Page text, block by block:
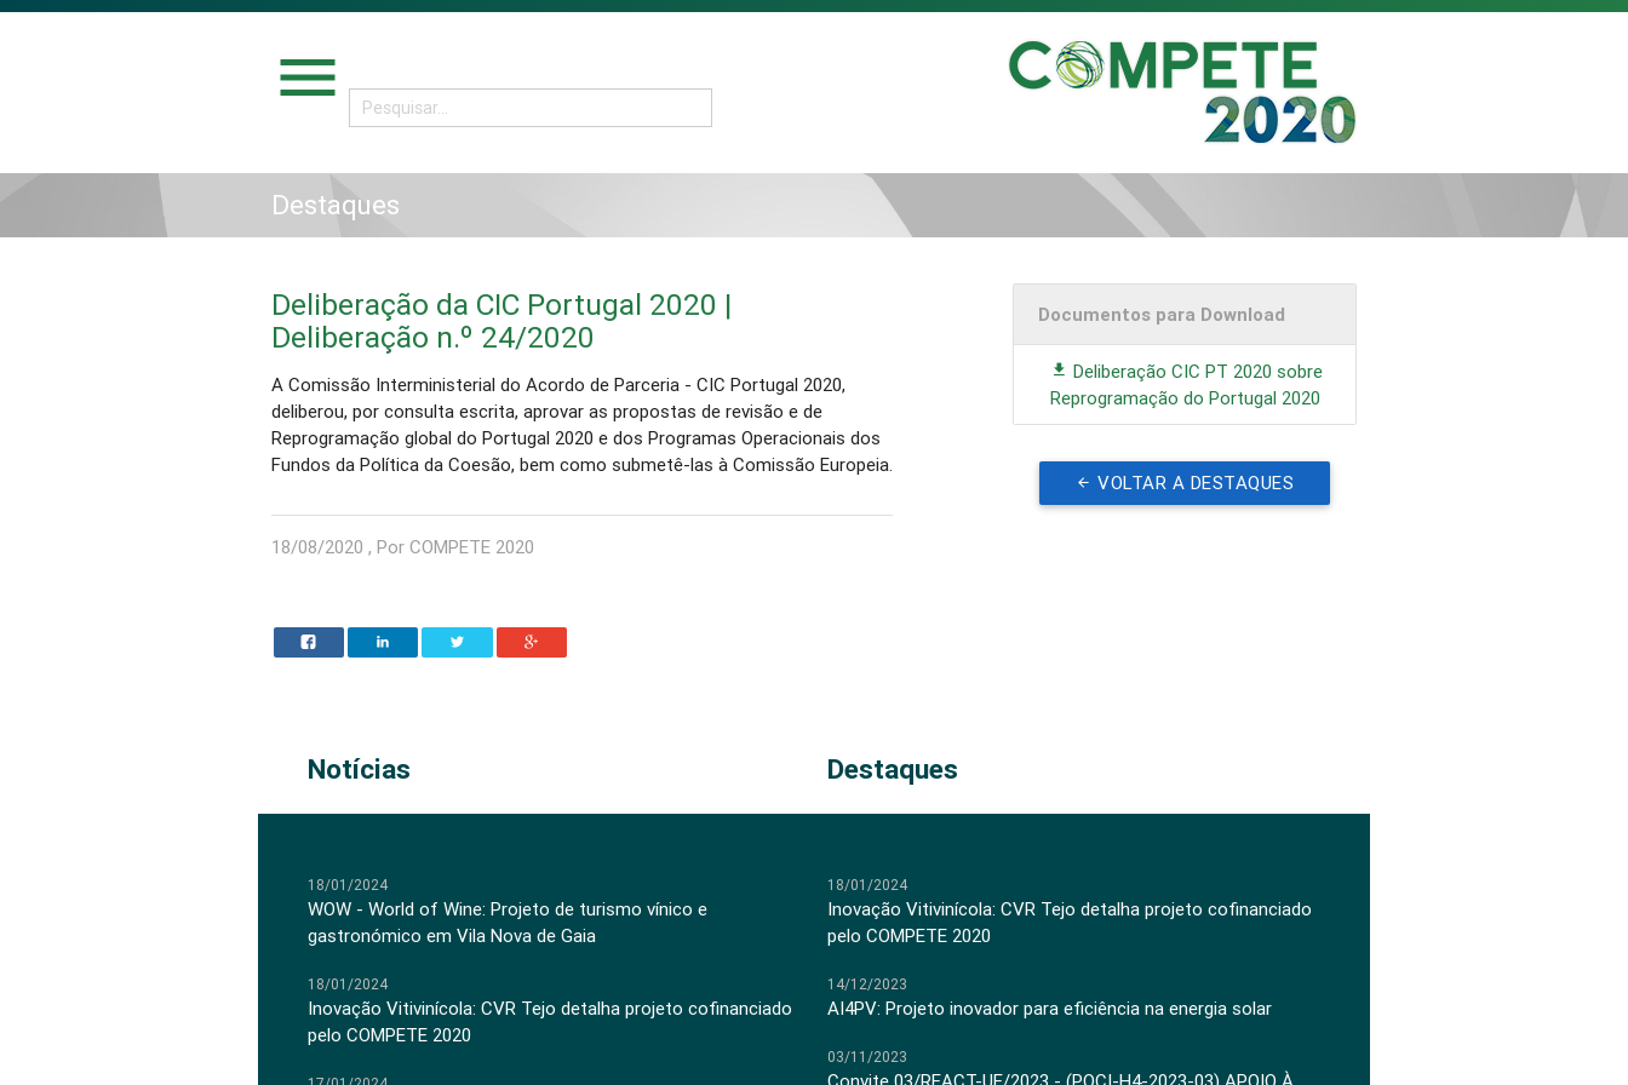
menu
Destaques
Deliberação da CIC Portugal 2020 |
Deliberação n.º 24/2020
A Comissão Interministerial do Acordo de Parceria - CIC Portugal 2020,
deliberou, por consulta escrita, aprovar as propostas de revisão e de
Reprogramação global do Portugal 2020 e dos Programas Operacionais dos
Fundos da Política da Coesão, bem como submetê-las à Comissão Europeia.
18/08/2020 , Por COMPETE 2020
Documentos para Download
Deliberação CIC PT 2020 sobre
Reprogramação do Portugal 2020
VOLTAR A DESTAQUES
Notícias Destaques
18/01/2024
WOW - World of Wine: Projeto de turismo vínico e
gastronómico em Vila Nova de Gaia
18/01/2024
Inovação Vitivinícola: CVR Tejo detalha projeto cofinanciado
pelo COMPETE 2020
18/01/2024
Inovação Vitivinícola: CVR Tejo detalha projeto cofinanciado
pelo COMPETE 2020
14/12/2023
AI4PV: Projeto inovador para eficiência na energia solar
03/11/2023